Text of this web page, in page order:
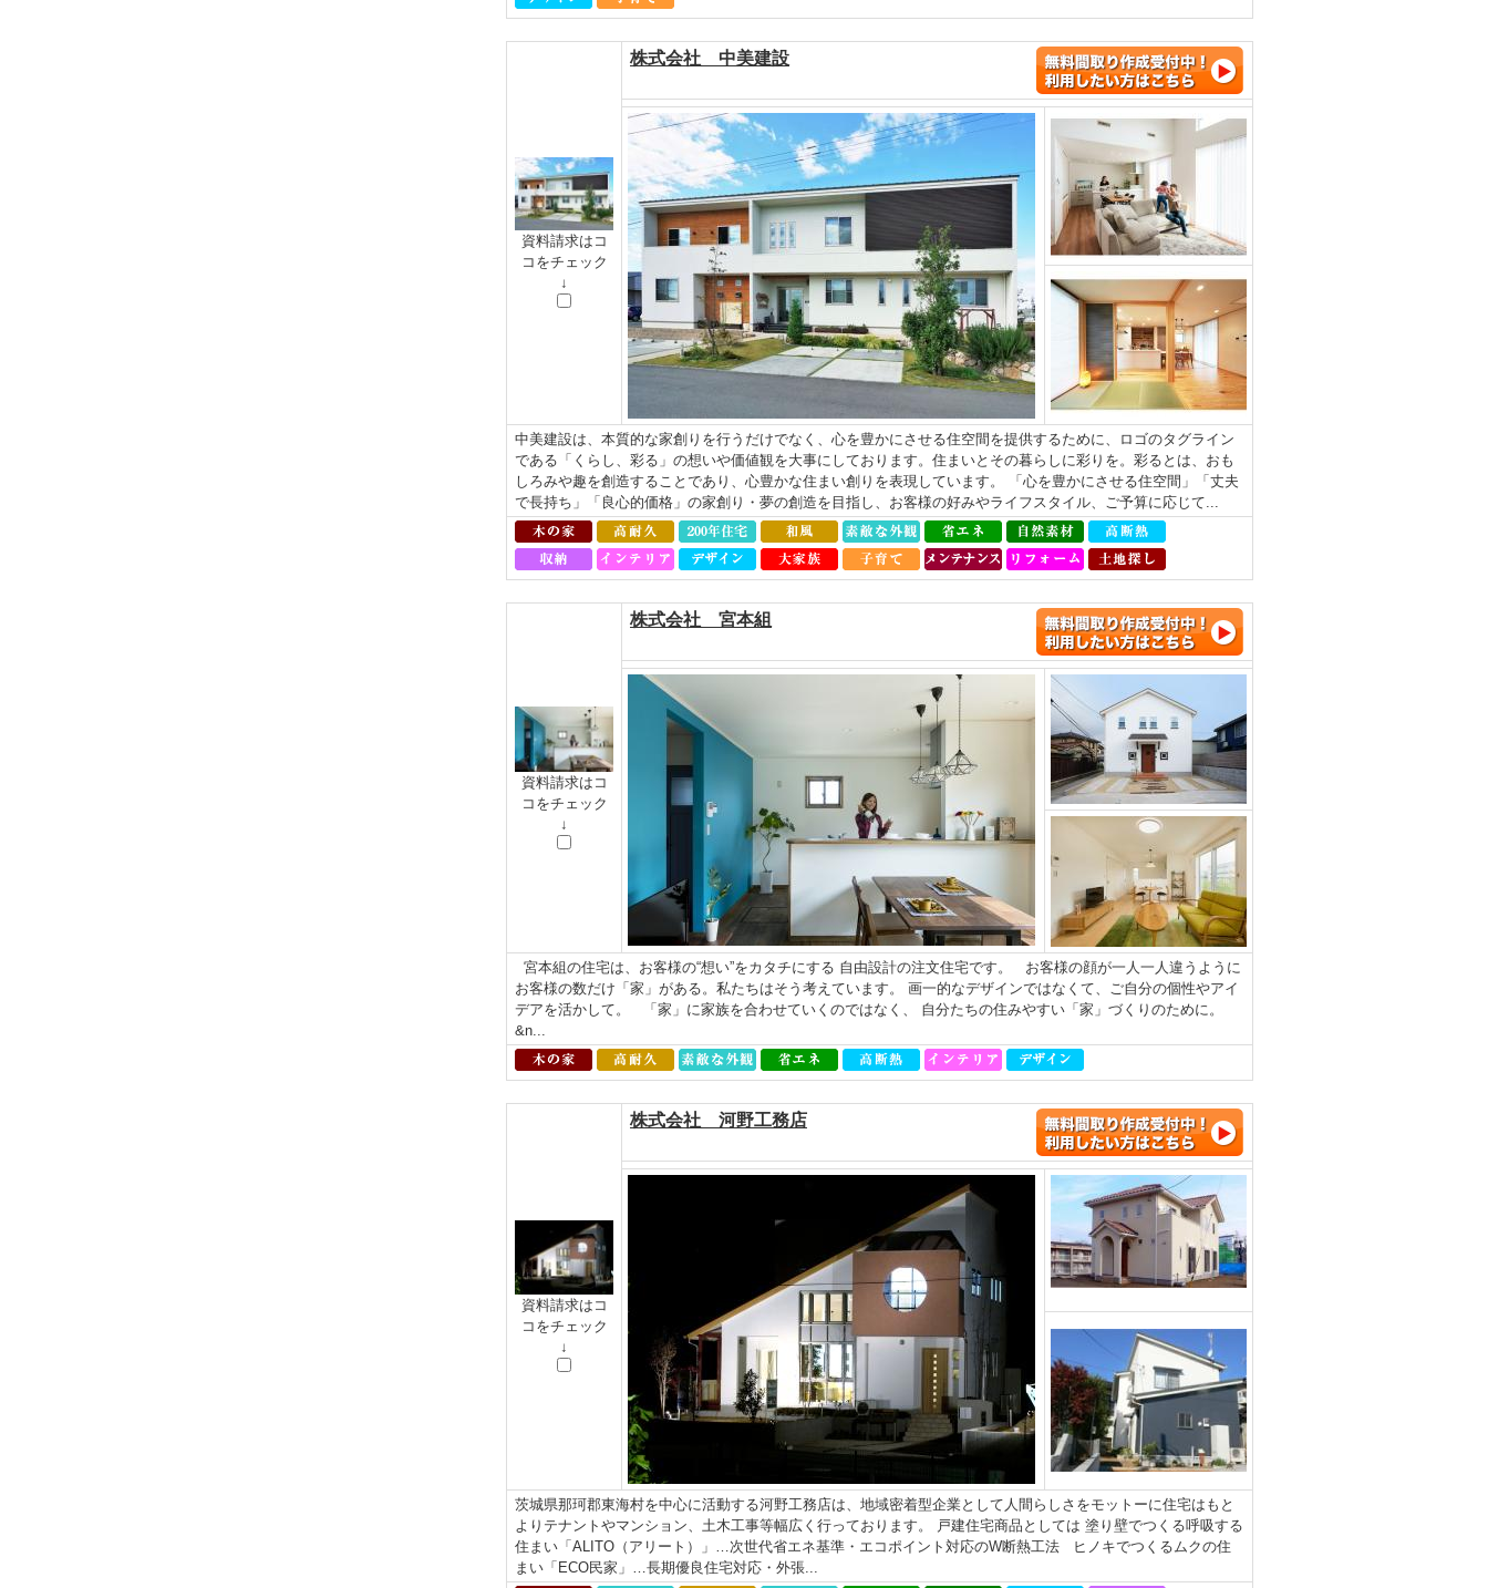
資料請求はコ
コをチェック
↓
株式会社 中美建設
中美建設は、本質的な家創りを行うだけでなく、心を豊かにさせる住空間を提供するために、ロゴのタグライン
である「くらし、彩る」の想いや価値観を大事にしております。住まいとその暮らしに彩りを。彩るとは、おも
しろみや趣を創造することであり、心豊かな住まい創りを表現しています。 「心を豊かにさせる住空間」「丈夫
で長持ち」「良心的価格」の家創り・夢の創造を目指し、お客様の好みやライフスタイル、ご予算に応じて...
資料請求はコ
コをチェック
↓
株式会社 宮本組
宮本組の住宅は、お客様の“想い”をカタチにする 自由設計の注文住宅です。 お客様の顔が一人一人違うように
お客様の数だけ「家」がある。私たちはそう考えています。 画一的なデザインではなくて、ご自分の個性やアイ
デアを活かして。 「家」に家族を合わせていくのではなく、 自分たちの住みやすい「家」づくりのために。
&n...
資料請求はコ
コをチェック
↓
株式会社 河野工務店
茨城県那珂郡東海村を中心に活動する河野工務店は、地域密着型企業として人間らしさをモットーに住宅はもと
よりテナントやマンション、土木工事等幅広く行っております。 戸建住宅商品としては 塗り壁でつくる呼吸する
住まい「ALITO（アリート）」…次世代省エネ基準・エコポイント対応のW断熱工法 ヒノキでつくるムクの住
まい「ECO民家」…長期優良住宅対応・外張...